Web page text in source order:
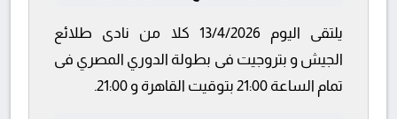
يلتقى اليوم 13/4/2026 كلا من نادى طلائع
الجيش و بتروجيت فى بطولة الدوري المصري فى
تمام الساعة 21:00 بتوقيت القاهرة و 21:00.